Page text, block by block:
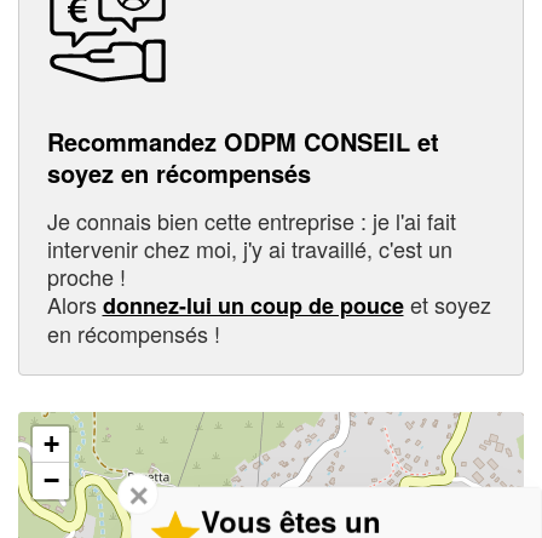
Recommandez ODPM CONSEIL et
soyez en récompensés
Je connais bien cette entreprise : je l'ai fait
intervenir chez moi, j'y ai travaillé, c'est un
proche !
Alorsdonnez-lui un coup de pouceet soyez
en récompensés !
+
−
✕
Vous êtes un